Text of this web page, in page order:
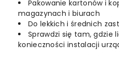
Pakowanie kartonów i
magazynach i biurach
Do lekkich i średnich
Sprawdzi się tam, gdzie
konieczności instalacji